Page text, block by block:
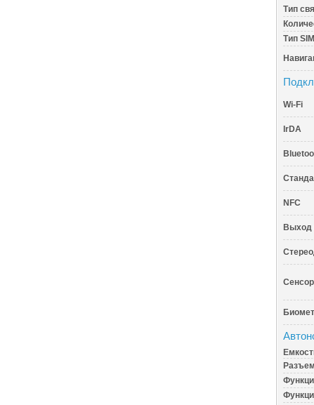
Тип
Тип
Wi-Fi
IrDA
NFC
Выход